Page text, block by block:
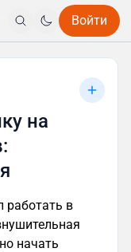
Войти
на
работать в
начать